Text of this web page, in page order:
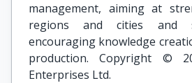
management, aiming at
regions and cities and
encouraging knowledge
production. Copyright ©
Enterprises Ltd.